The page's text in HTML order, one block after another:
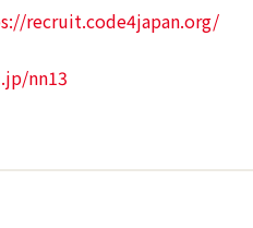
recruit.code4japan.org/
nn13